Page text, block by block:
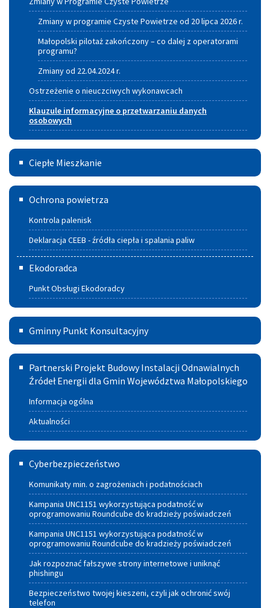
Zmiany w programie Czyste Powietrze od 20 lipca 2026 r.
Małopolski pilotaż zakończony – co dalej z operatorami
programu?
Zmiany od 22.04.2024 r.
Ostrzeżenie o nieuczciwych wykonawcach
Klauzule informacyjne o przetwarzaniu danych
osobowych
Ciepłe
Mieszkanie
Ciepłe Mieszkanie
Deklaracja
CEEB
źródła
ciepła
i spalania
paliw
Ochrona powietrza
Kontrola palenisk
Deklaracja CEEB - źródła ciepła i spalania paliw
Ekodoradca
Punkt Obsługi Ekodoradcy
Gminny
Punkt
Konsultacyjny
Szczucinie
Gminny Punkt Konsultacyjny
Partnerski
Projekt
Budowy
Instalacji
Odnawialnych
Źródeł
Energii
dla
Gmin
Województwa
Małopolskiego
Partnerski Projekt Budowy Instalacji Odnawialnych
Źródeł Energii dla Gmin Województwa Małopolskiego
Informacja ogólna
Aktualności
Cyberbezpieczeństwo
Cyberbezpieczeństwo
Komunikaty min. o zagrożeniach i podatnościach
Kampania UNC1151 wykorzystująca podatność w
oprogramowaniu Roundcube do kradzieży poświadczeń
Kampania UNC1151 wykorzystująca podatność w
oprogramowaniu Roundcube do kradzieży poświadczeń
Jak rozpoznać fałszywe strony internetowe i uniknąć
phishingu
Bezpieczeństwo twojej kieszeni, czyli jak ochronić swój
telefon